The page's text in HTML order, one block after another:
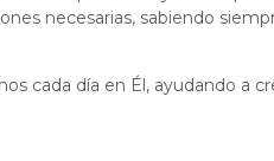
necesarias, sabiendo
cada día en Él, ayudando a